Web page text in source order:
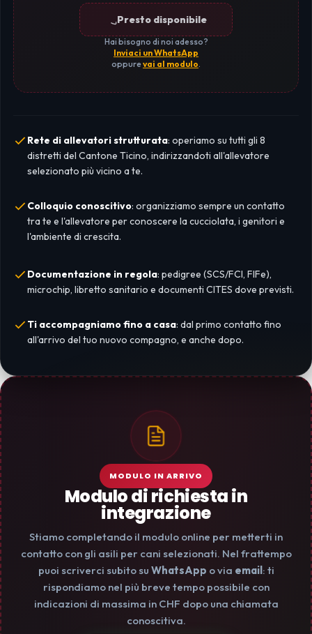
Presto disponibile
Hai bisogno di noi adesso?
Inviaci un WhatsApp
oppurevai al modulo.
Rete di allevatori strutturata: operiamo su tutti gli 8
distretti del Cantone Ticino, indirizzandoti all'allevatore
selezionato più vicino a te.
Colloquio conoscitivo: organizziamo sempre un contatto
tra te e l'allevatore per conoscere la cucciolata, i genitori e
l'ambiente di crescita.
Documentazione in regola: pedigree (SCS/FCI, FIFe),
microchip, libretto sanitario e documenti CITES dove previsti.
Ti accompagniamo fino a casa: dal primo contatto fino
all'arrivo del tuo nuovo compagno, e anche dopo.
MODULO IN ARRIVO
Modulo di richiesta in
integrazione
Stiamo completando il modulo online per metterti in
contatto con gli asili per cani selezionati. Nel frattempo
puoi scriverci subito su WhatsApp o via email: ti
rispondiamo nel più breve tempo possibile con
indicazioni di massima in CHF dopo una chiamata
conoscitiva.